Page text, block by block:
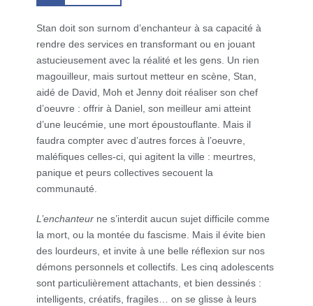
Stan doit son surnom d’enchanteur à sa capacité à
rendre des services en transformant ou en jouant
astucieusement avec la réalité et les gens. Un rien
magouilleur, mais surtout metteur en scène, Stan,
aidé de David, Moh et Jenny doit réaliser son chef
d’oeuvre : offrir à Daniel, son meilleur ami atteint
d’une leucémie, une mort époustouflante. Mais il
faudra compter avec d’autres forces à l’oeuvre,
maléfiques celles-ci, qui agitent la ville : meurtres,
panique et peurs collectives secouent la
communauté.
L’enchanteur ne s’interdit aucun sujet difficile comme
la mort, ou la montée du fascisme. Mais il évite bien
des lourdeurs, et invite à une belle réflexion sur nos
démons personnels et collectifs. Les cinq adolescents
sont particulièrement attachants, et bien dessinés :
intelligents, créatifs, fragiles… on se glisse à leurs